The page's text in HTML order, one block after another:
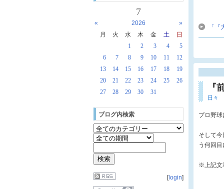
7
« 2026
»
月
火 水 木 金 土
日
1
2 3 4
5
6
7 8 9 10 11
12
13
14 15 16 17 18
19
20
21 22 23 24 25
26
27
28 29 30 31
ブログ内検索
[login]
「
『
日々
プロ野
そして
う何回
※上記文